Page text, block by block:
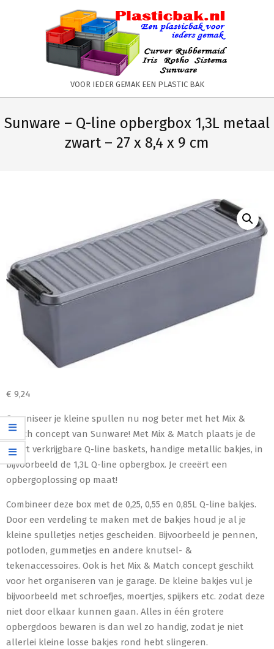
PLASTICBAK.NL
VOOR IEDER GEMAK EEN PLASTIC BAK
Navigation
Navigation
Sunware – Q-line opbergbox 1,3L metaal
zwart – 27 x 8,4 x 9 cm
€ 9,24
Organiseer je kleine spullen nu nog beter met het Mix &
Match concept van Sunware! Met Mix & Match plaats je de
apart verkrijgbare Q-line baskets, handige metallic bakjes, in
bijvoorbeeld de 1,3L Q-line opbergbox. Je creeërt een
opbergoplossing op maat!
Combineer deze box met de 0,25, 0,55 en 0,85L Q-line bakjes.
Door een verdeling te maken met de bakjes houd je al je
kleine spulletjes netjes gescheiden. Bijvoorbeeld je pennen,
potloden, gummetjes en andere knutsel- &
tekenaccessoires. Ook is het Mix & Match concept geschikt
voor het organiseren van je garage. De kleine bakjes vul je
bijvoorbeeld met schroefjes, moertjes, spijkers etc. zodat deze
niet door elkaar kunnen gaan. Alles in één grotere
opbergdoos bewaren is dan wel zo handig, zodat je niet
allerlei kleine losse bakjes rond hebt slingeren.